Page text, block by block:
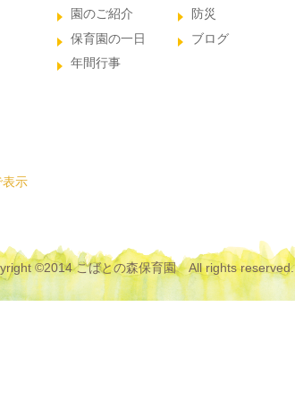
表示
園のご紹介
防災
保育園の一日
ブログ
年間行事
©2014 こばとの森保育園All rights reserved.